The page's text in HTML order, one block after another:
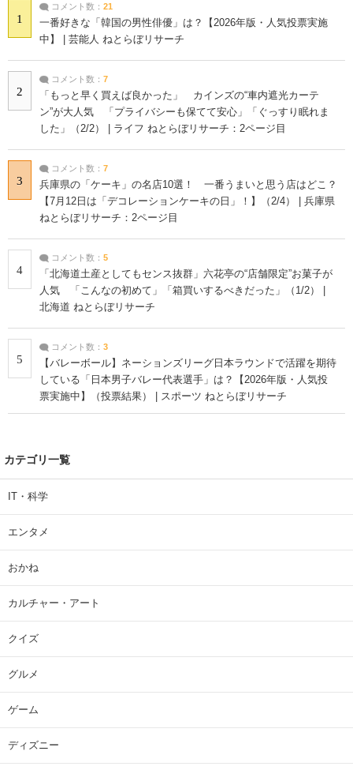
1
コメント数： 21
一番好きな「韓国の男性俳優」は？【2026年版・人気投票実施
中】 | 芸能人 ねとらぼリサーチ
2
コメント数： 7
「もっと早く買えば良かった」 カインズの“車内遮光カーテ
ン”が大人気 「プライバシーも保てて安心」「ぐっすり眠れま
した」（2/2） | ライフ ねとらぼリサーチ：2ページ目
3
コメント数： 7
兵庫県の「ケーキ」の名店10選！ 一番うまいと思う店はどこ？
【7月12日は「デコレーションケーキの日」！】（2/4） | 兵庫県
ねとらぼリサーチ：2ページ目
4
コメント数： 5
「北海道土産としてもセンス抜群」六花亭の“店舗限定”お菓子が
人気 「こんなの初めて」「箱買いするべきだった」（1/2） |
北海道 ねとらぼリサーチ
5
コメント数： 3
【バレーボール】ネーションズリーグ日本ラウンドで活躍を期待
している「日本男子バレー代表選手」は？【2026年版・人気投
票実施中】（投票結果） | スポーツ ねとらぼリサーチ
カテゴリ一覧
IT・科学
エンタメ
おかね
カルチャー・アート
クイズ
グルメ
ゲーム
ディズニー